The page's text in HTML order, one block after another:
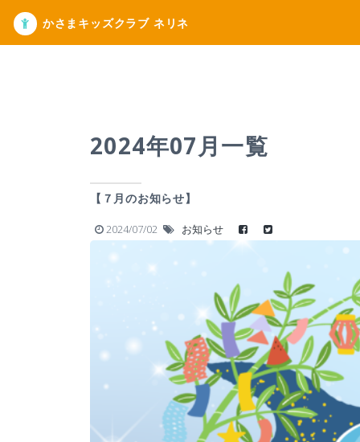
かさまキッズクラブ ネリネ
2024年07月一覧
【７月のお知らせ】
2024/07/02 お知らせ